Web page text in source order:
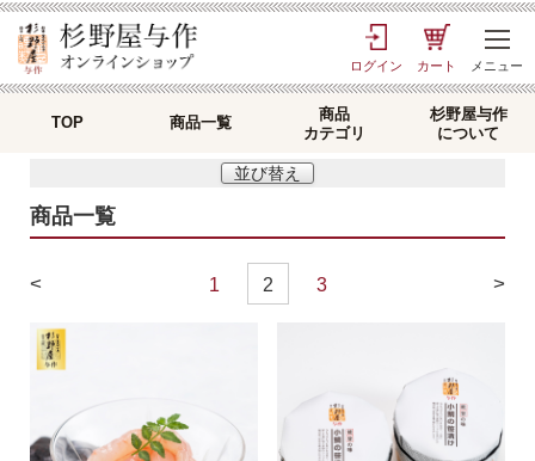
ログイン カート メニュー
TOP 商品一覧
商品
カテゴリ
杉野屋与作
について
並び替え
商品一覧
< >
1 2 3